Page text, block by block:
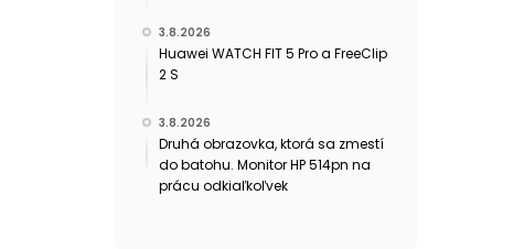
3.8.2026
Huawei WATCH FIT 5 Pro a FreeClip
2 S
3.8.2026
Druhá obrazovka, ktorá sa zmestí
do batohu. Monitor HP 514pn na
prácu odkiaľkoľvek